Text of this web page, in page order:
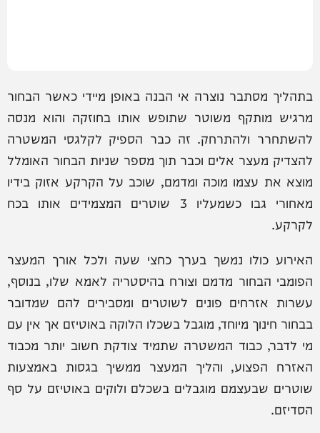
בתהליך מסתבר נוצרה אי הבנה באופן מיידי כאשר הבחור
מרגיש מותקף משוטר שתופש אותו בחוזקה והוא מנסה
להשתחרר ולהתרחק. זה כבר הספיק לקלגסי המשטרה
להצדיק מעצר אלים וכבר תוך מספר שניות הבחור האומלל
מוצא את עצמו מוכה ומדמם, שוכב על הקרקע אזוק בידיו
מאחורי גבו כשמעליו 3 שוטרים המצמידים אותו בכח
לקרקע.
האירוע כולו נמשך בערך כחצי שעה ולכל אורך המעצר
הפומבי הבחור מדמם וצורח בהיסטריה לאמא שלו, בנוסף,
עשרות אזרחים פונים לשוטרים ומסבירים להם שמדובר
בבחור חינוך מיוחד, מוגבל בשכלו הלוקה באוטיזם אך אין עם
מי לדבר, כבוד המשטרה שתמיד צודקת חשוב יותר מכבוד
האזרח הפצוע, והליך המעצר ממשיך בגסות באמצעות
שוטרים שבעצמם מוגבלים בשכלם ולוקים באוטיזם על סף
הסדיזם.